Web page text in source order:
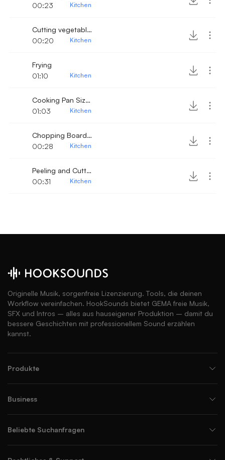
00:23
Kitchen
Cutting vegetables
00:20
Kitchen
Frying
01:10
Kitchen
Cooking Pan Sizzle 3
01:03
Kitchen
Chopping Board cutting 2
00:28
Kitchen
Peeling and Cutting
00:31
Kitchen
Originelle Musik, sorgenfreie Lizenzierung. Tools, die deinen
Workflow vereinfachen. HookSounds bietet GEMA freie Musik,
SFX und Intros – alles aus hauseigener Produktion – damit du
bessere Geschichten mit professionellem Sound erzählen
kannst.
Produkte
Business
Beliebte Suchanfragen